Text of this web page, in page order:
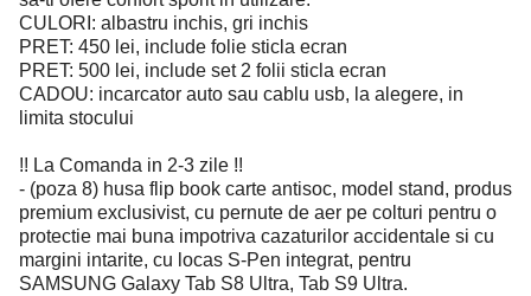
CULORI: albastru inchis, gri inchis
PRET: 450 lei, include folie sticla ecran
PRET: 500 lei, include set 2 folii sticla ecran
CADOU: incarcator auto sau cablu usb, la alegere, in
limita stocului
!! La Comanda in 2-3 zile !!
- (poza 8) husa flip book carte antisoc, model stand, produs
premium exclusivist, cu pernute de aer pe colturi pentru o
protectie mai buna impotriva cazaturilor accidentale si cu
margini intarite, cu locas S-Pen integrat, pentru
SAMSUNG Galaxy Tab S8 Ultra, Tab S9 Ultra.